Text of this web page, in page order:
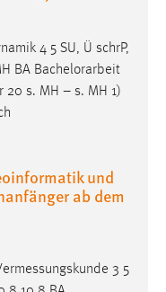
4 5 SU, Ü schrP,
und
ab dem